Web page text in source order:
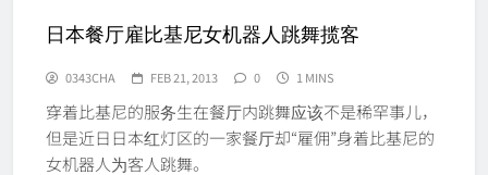
日本餐厅雇比基尼女机器人跳舞揽客
0343CHA FEB 21, 2013 0 1 MINS
穿着比基尼的服务生在餐厅内跳舞应该不是稀罕事儿，
但是近日日本红灯区的一家餐厅却“雇佣”身着比基尼的
女机器人为客人跳舞。